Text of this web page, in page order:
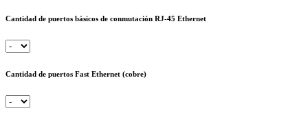
Cantidad de puertos básicos de conmutación RJ-45 Ethernet
Cantidad de puertos Fast Ethernet (cobre)